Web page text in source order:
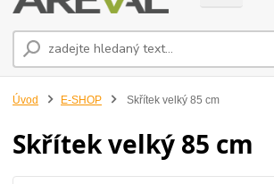
Úvod E-SHOP Skřítek velký 85 cm
Skřítek velký 85 cm